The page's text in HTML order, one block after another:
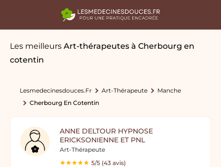
Les meilleurs Art-thérapeutes à Cherbourg en
cotentin
Lesmedecinesdouces.fr Art-Thérapeute
Manche
Cherbourg En Cotentin
ANNE DELTOUR HYPNOSE
ERICKSONIENNE ET PNL
Art-Thérapeute
5/5 (43 avis)